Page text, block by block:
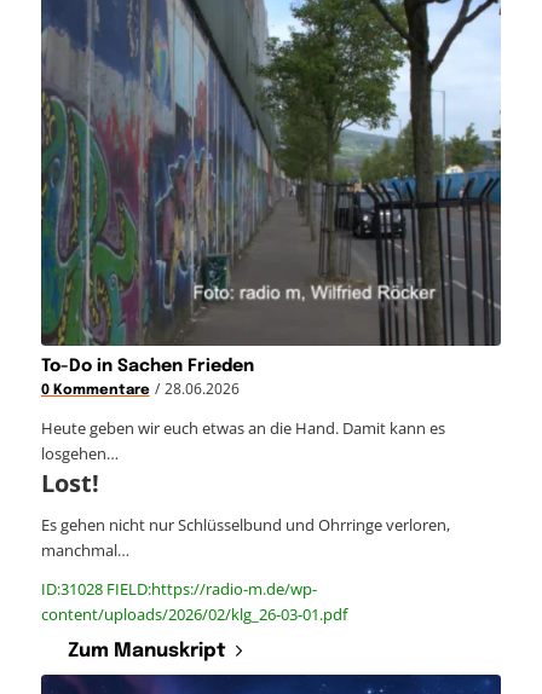
To-Do in Sachen Frieden
0 Kommentare / 28.06.2026
Heute geben wir euch etwas an die Hand. Damit kann es
losgehen…
Lost!
Es gehen nicht nur Schlüsselbund und Ohrringe verloren,
manchmal…
ID:31028 FIELD:https://radio-m.de/wp-
content/uploads/2026/02/klg_26-03-01.pdf
Zum Manuskript